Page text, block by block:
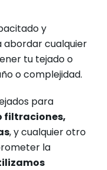
y
cualquier
tu tejado o
o complejidad.
para
filtraciones,
, y cualquier otro
la